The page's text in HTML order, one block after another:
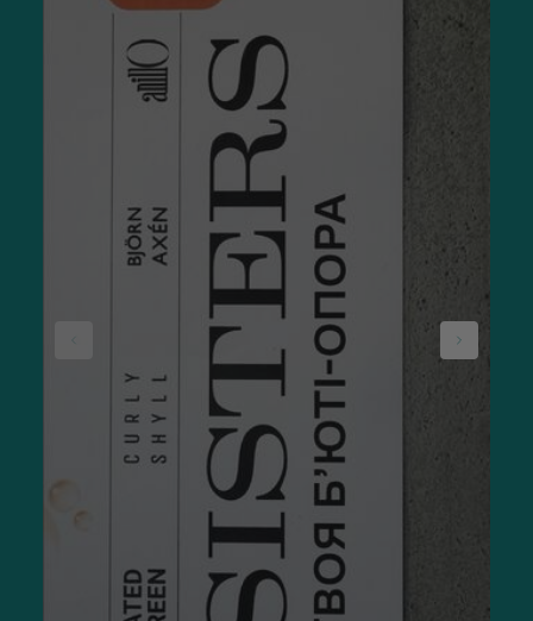
«Б’юті-гаджети розслаблюють м’язи,
покращують мікроциркуляцію крові —
усе заради здоров’я шкіри.»
Як правильно користуватися аксесуарами
Щоб отримати максимальний ефект від догляду, потрібно
правильно використовувати аксесуари. Усі процедури
треба проводити вже після очищення шкіри, щоб не
закорковувати пори та покращити вбирання косметичних
засобів. Це особливо корисно для сироватки й
Проводьте інструментами за масажними лініями — від
центру обличчя до країв. Так рухається лімфа. Навіть
найпростіший лімфодренажний масаж зменшує набряки,
прибирає відчуття важкості й трохи підтягує шкіру.
Після кожного використання очищайте та дезінфікуйте
аксесуари. Навіть якщо матеріал не вбирає бактерії та
бруд, на поверхні все одно лишаються частинки шкірного
себуму, косметики й пилу. Для засобів у баночках можна
використовувати шпатель для кремів, щоб уникнути
контакту з руками. До речі, ще один цікавий виріб —
BRAVURA London Dermaflannel
Exfoliator for Face & Body, що м’яко відлущує і покращує
текстуру шкіри.